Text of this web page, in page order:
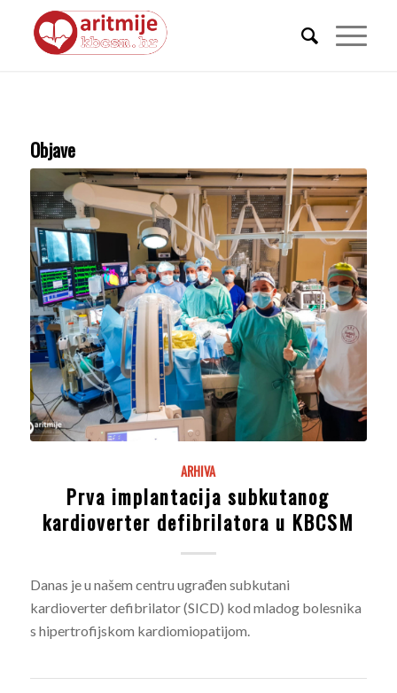
Objave
ARHIVA
Prva implantacija subkutanog
kardioverter defibrilatora u KBCSM
Danas je u našem centru ugrađen subkutani
kardioverter defibrilator (SICD) kod mladog bolesnika
s hipertrofijskom kardiomiopatijom.